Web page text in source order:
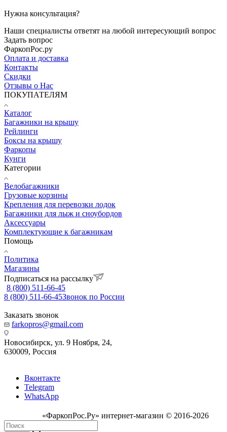
Нужна консультация?
Наши специалисты ответят на любой интересующий вопрос
Задать вопрос
ФаркопРос.ру
Оплата и доставка
Контакты
Скидки
Отзывы о Нас
ПОКУПАТЕЛЯМ
Каталог
Багажники на крышу
Рейлинги
Боксы на крышу
Фаркопы
Кунги
Категории
Велобагажники
Грузовые корзины
Крепления для перевозки лодок
Багажники для лыж и сноубордов
Аксессуары
Комплектующие к багажникам
Помощь
Политика
Магазины
Подписаться на рассылку
8 (800) 511-66-45
8 (800) 511-66-45Звонок по России
Заказать звонок
farkopros@gmail.com
Новосибирск, ул. 9 Ноября, 24,
630009, Россия
Вконтакте
Telegram
WhatsApp
«ФаркопРос.Ру» интернет-магазин © 2016-2026